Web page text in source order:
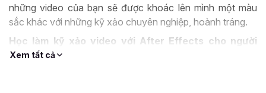
những video của bạn sẽ được khoác lên mình một màu
sắc khác với những kỹ xảo chuyên nghiệp, hoành tráng.
Học làm kỹ xảo video với After Effects cho người
mới bắt đầu - MỞ RA CÁNH CỬA SÁNG TẠO
Xem tất cả